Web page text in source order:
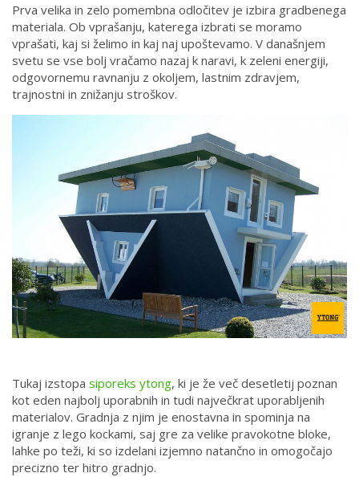
Prva velika in zelo pomembna odločitev je izbira gradbenega
materiala. Ob vprašanju, katerega izbrati se moramo
vprašati, kaj si želimo in kaj naj upoštevamo. V današnjem
svetu se vse bolj vračamo nazaj k naravi, k zeleni energiji,
odgovornemu ravnanju z okoljem, lastnim zdravjem,
trajnostni in znižanju stroškov.
Tukaj izstopa siporeks ytong, ki je že več desetletij poznan
kot eden najbolj uporabnih in tudi največkrat uporabljenih
materialov. Gradnja z njim je enostavna in spominja na
igranje z lego kockami, saj gre za velike pravokotne bloke,
lahke po teži, ki so izdelani izjemno natančno in omogočajo
precizno ter hitro gradnjo.